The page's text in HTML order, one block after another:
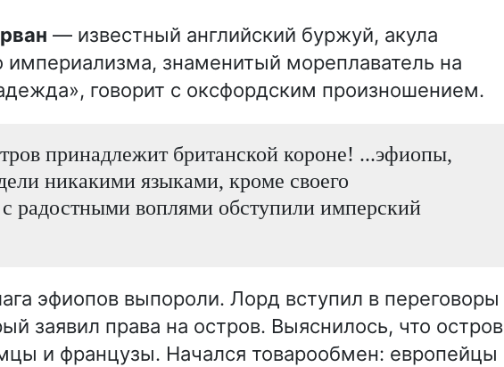
— известный английский буржуй, акула
империализма, знаменитый мореплаватель на
говорит с оксфордским произношением.
принадлежит британской короне! ...эфиопы,
никакими языками, кроме своего
с радостными воплями обступили имперский
эфиопов выпороли. Лорд вступил в переговоры
заявил права на остров. Выяснилось, что остров
и французы. Начался товарообмен: европейцы